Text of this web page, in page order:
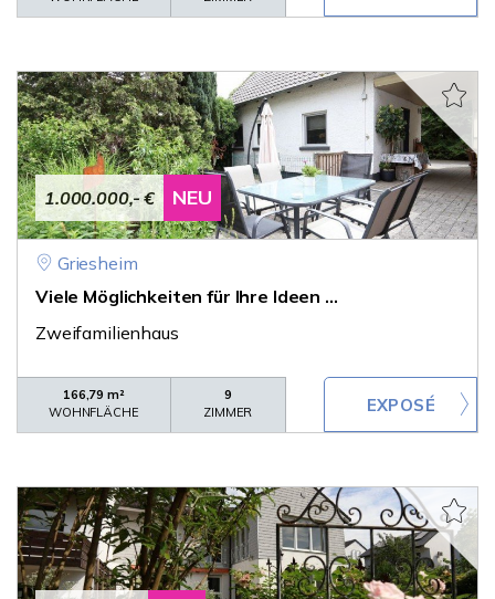
1.000.000,- € NEU
Griesheim
Viele Möglichkeiten für Ihre Ideen ...
Zweifamilienhaus
166,79 m²
WOHNFLÄCHE
9
ZIMMER